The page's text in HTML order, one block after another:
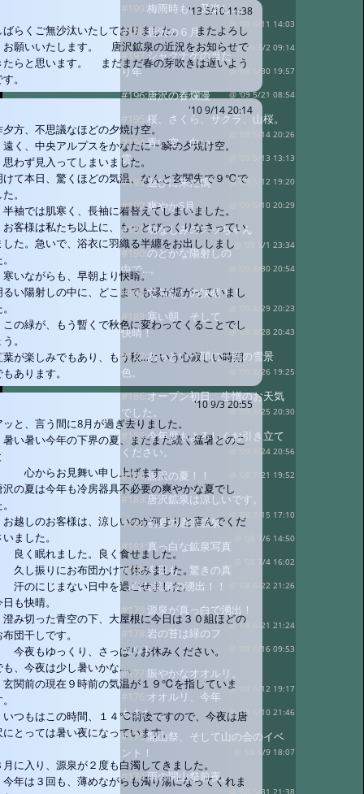
'13 5/10 11:38
ばらくご無沙汰いたしておりました。 またよろし
お願いいたします。 唐沢鉱泉の近況をお知らせで
たらと思います。 まだまだ春の芽吹きは遅いよう
。
'10 9/14 20:14
夕方、不思議なほどの夕焼け空。
く、中央アルプスをかなたに一瞬の夕焼け空。
わず見入ってしまいました。
けて本日、驚くほどの気温、なんと玄関先で９℃で
。
袖では肌寒く、長袖に着替えてしまいました。
客様は私たち以上に、もっとびっくりなさってい
した。急いで、浴衣に羽織る半纏をお出ししまし
いながらも、早朝より快晴。
るい陽射しの中に、どこまでも緑が拡がっていまし
の緑が、もう暫くで秋色に変わってくることでし
。
葉が楽しみでもあり、もう秋…という心寂しい時期
あります。
'10 9/3 20:55
ッと、言う間に8月が過ぎ去りました。
い暑い今年の下界の夏、まだまだ続く猛暑とのこ
からお見舞い申し上げます。
沢の夏は今年も冷房器具不必要の爽やかな夏でし
越しのお客様は、涼しいのが何よりと喜んでくだ
ました。
く眠れました。良く食せました。
し振りにお布団かけて休みました。
のにじまない日中を過ごせました。
も快晴。
み切った青空の下、大屋根に今日は３０組ほどの
団干しです。
夜もゆっくり、さっぱりお休みください。
も、今夜は少し暑いかな…。
関前の現在９時前の気温が１９℃を指していま
つもはこの時間、１４℃前後ですので、今夜は唐
にとっては暑い夜になっています。
月に入り、源泉が２度も白濁してきました。
年は３回も、薄めながらも濁り湯になってくれま
#199:梅雨時も、又楽し…。
@ '09 6/11 14:03
#198:唐沢の６月
@ '09 6/2 09:14
#197:シャクナゲの当た
り年
@ '09 5/30 19:57
#196:唐沢の春爛漫 @ '09 5/21 08:54
#195:桜、さくら、サクラ、山桜。
@ '09 5/14 20:26
#194:青い空、白い
雲。
@ '09 5/13 13:13
#193:遊びに来た鴨 @ '09 5/12 19:20
#192:爽やか5月。 @ '09 5/10 20:29
#191:幼なじみのスッちゃん
@ '09 5/1 23:34
#190:のどかな陽射しの
中で…。
@ '09 4/30 20:54
#189:文句なしの快晴！！
@ '09 4/29 20:23
#188:寒い朝、そして
快晴！
@ '09 4/28 20:43
#187:あっという間に一面の雪景
色。
@ '09 4/26 19:25
#186:オープン初日、生憎のお天気
でした。
@ '09 4/25 20:30
#185:今年度もよろしくお引き立て
ください。
@ '09 4/24 20:56
#184:唐沢の夏！！ @ '08 7/21 19:52
#183:唐沢鉱泉は涼しいです。
@ '08 7/15 17:10
#182:初夏の唐沢鉱泉
@ '08 7/6 14:50
#181:真っ白な鉱泉写真
@ '08 7/4 16:02
#180:今日も、驚きの真
っ白な鉱泉の湧出！！
@ '08 6/22 21:26
#179:源泉が真っ白で湧出！
@ '08 6/21 21:24
#178:岩の苔は緑のフ
ェルト。
@ '08 6/16 09:53
#177:賑やかなオオルリ。
@ '08 6/12 19:17
#176:オオルリ、今年
もまた…。
@ '08 6/10 21:46
#175:開山祭、そして山の会のイベ
ント！
@ '08 6/9 18:07
#174:雨の開山祭前夜。